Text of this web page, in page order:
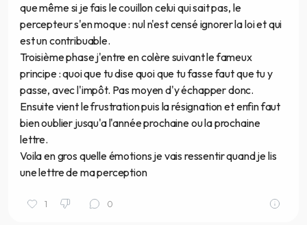
que même si je fais le couillon celui qui sait pas, le
percepteur s'en moque : nul n'est censé ignorer la loi et qui
est un contribuable.
Troisième phase j'entre en colère suivant le fameux
principe : quoi que tu dise quoi que tu fasse faut que tu y
passe, avec l'impôt. Pas moyen d'y échapper donc.
Ensuite vient le frustration puis la résignation et enfin faut
bien oublier jusqu'a l'année prochaine ou la prochaine
lettre.
Voila en gros quelle émotions je vais ressentir quand je lis
une lettre de ma perception
1 0